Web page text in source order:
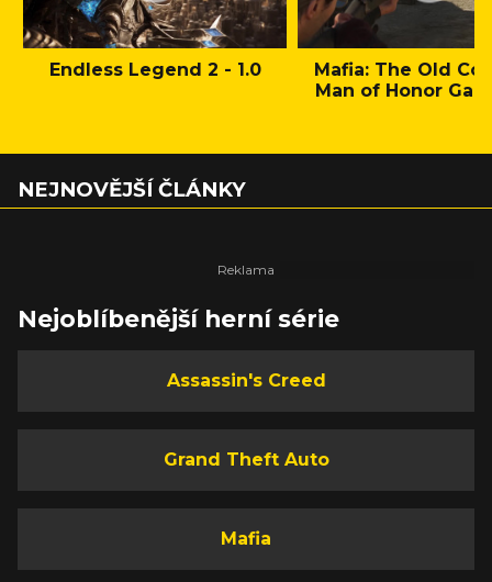
Endless Legend 2 - 1.0
Mafia: The Old
Man of Honor
NEJNOVĚJŠÍ ČLÁNKY
Nejoblíbenější herní série
Assassin's Creed
Grand Theft Auto
Mafia